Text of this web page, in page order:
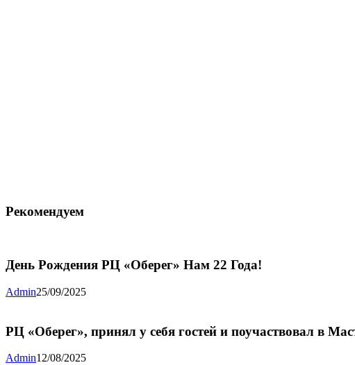
Рекомендуем
День Рождения РЦ «Оберег» Нам 22 Года!
Admin25/09/2025
РЦ «Оберег», принял у себя гостей и поучаствовал в
Admin12/08/2025